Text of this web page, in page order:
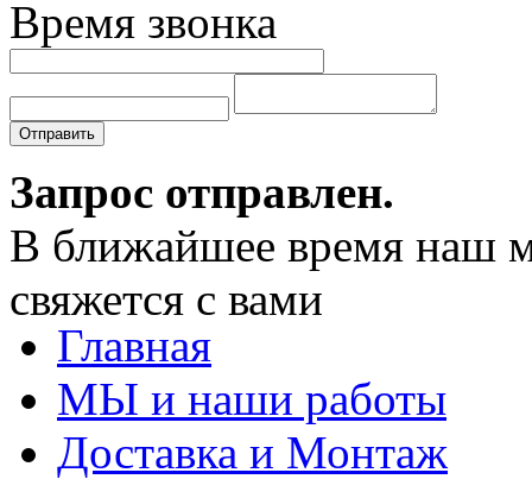
Время звонка
Отправить
Запрос отправлен.
В ближайшее время наш
свяжется с вами
Главная
МЫ и наши работы
Доставка и Монтаж